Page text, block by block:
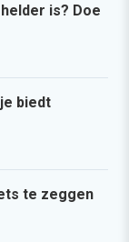
is? Doe
biedt
te zeggen